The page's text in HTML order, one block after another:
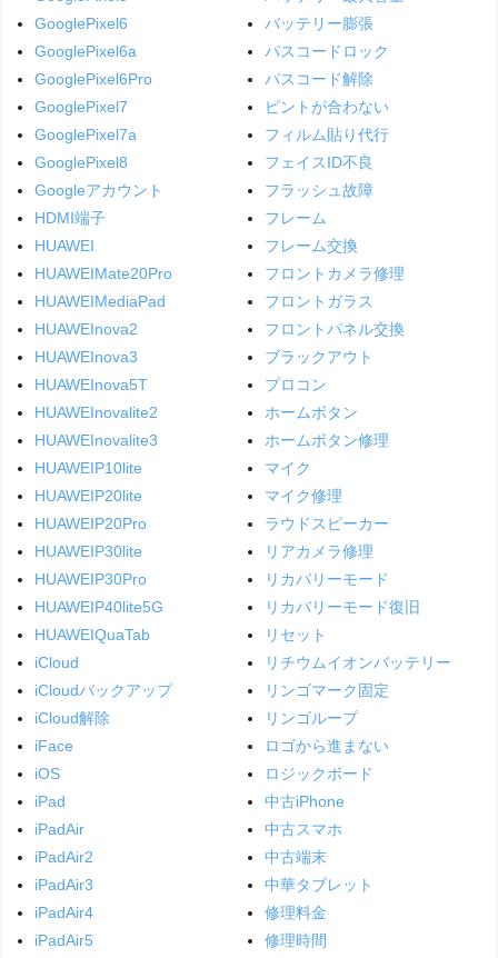
GooglePixel6
GooglePixel6a
GooglePixel6Pro
GooglePixel7
GooglePixel7a
GooglePixel8
Googleアカウント
HDMI端子
HUAWEI
HUAWEIMate20Pro
HUAWEIMediaPad
HUAWEInova2
HUAWEInova3
HUAWEInova5T
HUAWEInovalite2
HUAWEInovalite3
HUAWEIP10lite
HUAWEIP20lite
HUAWEIP20Pro
HUAWEIP30lite
HUAWEIP30Pro
HUAWEIP40lite5G
HUAWEIQuaTab
iCloud
iCloudバックアップ
iCloud解除
iFace
iOS
iPad
iPadAir
iPadAir2
iPadAir3
iPadAir4
iPadAir5
バッテリー膨張
パスコードロック
パスコード解除
ピントが合わない
フィルム貼り代行
フェイスID不良
フラッシュ故障
フレーム
フレーム交換
フロントカメラ修理
フロントガラス
フロントパネル交換
ブラックアウト
プロコン
ホームボタン
ホームボタン修理
マイク
マイク修理
ラウドスピーカー
リアカメラ修理
リカバリーモード
リカバリーモード復旧
リセット
リチウムイオンバッテリー
リンゴマーク固定
リンゴループ
ロゴから進まない
ロジックボード
中古iPhone
中古スマホ
中古端末
中華タブレット
修理料金
修理時間